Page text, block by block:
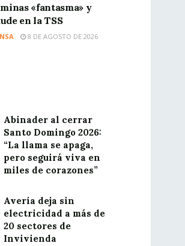
«fantasma» y
en la TSS
8 DE AGOSTO DE 2026
Abinader al cerrar
Santo Domingo 2026:
“La llama se apaga,
pero seguirá viva en
miles de corazones”
Avería deja sin
electricidad a más de
20 sectores de
Invivienda